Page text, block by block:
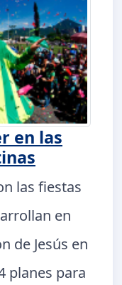
en las
las fiestas
en
de Jesús en
planes para